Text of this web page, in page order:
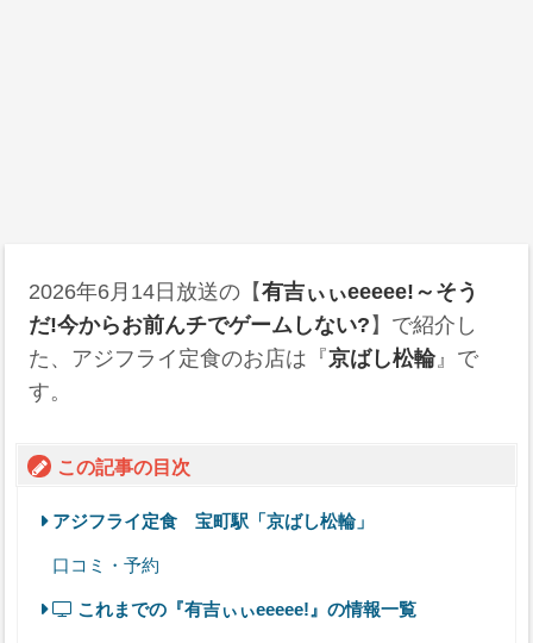
2026年6月14日 放送の【有吉ぃぃeeeee!～そう
だ!今からお前んチでゲームしない? 】で紹介し
た、アジフライ定食のお店は『京ばし松輪』で
す。
この記事の目次
アジフライ定食 宝町駅「京ばし松輪」
口コミ・予約
これまでの『有吉ぃぃeeeee!』の情報一覧